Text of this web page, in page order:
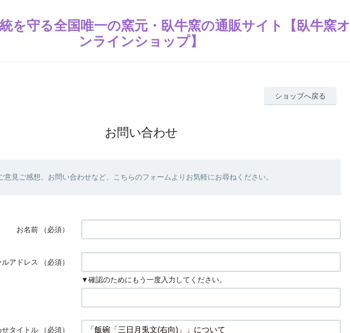
を守る全国唯一の窯元・臥牛窯の通販サイト【臥牛窯オ
ンラインショップ】
ショップへ戻る
お問い合わせ
意見ご感想、お問い合わせなど、こちらのフォームよりお気軽にお尋ねください。
お名前 （必須）
ルアドレス （必須）
▼確認のためにもう一度入力してください。
せタイトル （必須）